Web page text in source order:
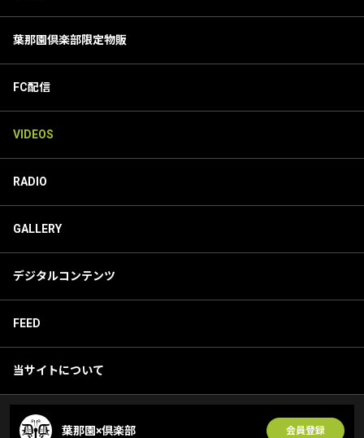
葉那園倶楽部限定物販
FC配信
VIDEOS
RADIO
GALLERY
デジタルコンテンツ
FEED
当サイトについて
葉那園×倶楽部 会員登録